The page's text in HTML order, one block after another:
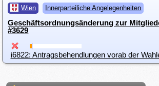
Wien Innerparteiliche Angelegenheiten
Geschäftsordnungsänderung zur
#3629
i6822: Antragsbehendlungen vorab der